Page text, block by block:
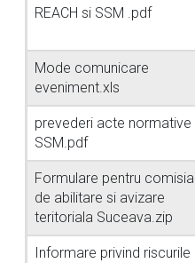
REACH si SSM .pdf
Mode comunicare
eveniment.xls
prevederi acte normative
SSM.pdf
Formulare pentru comisia
de abilitare si avizare
teritoriala Suceava.zip
Informare privind riscurile